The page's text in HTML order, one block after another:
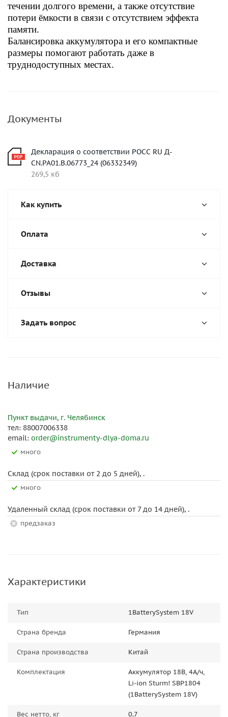
течении долгого времени, а также отсутствие
потери ёмкости в связи с отсутствием эффекта
памяти.
Балансировка аккумулятора и его компактные
размеры помогают работать даже в
труднодоступных местах.
Документы
Декларация о соответствии РОСС RU Д-
CN.РА01.В.06773_24 (06332349)
269,5 кб
Как купить
Оплата
Доставка
Отзывы
Задать вопрос
Наличие
Пункт выдачи, г. Челябинск
тел: 88007006338
email: order@instrumenty-dlya-doma.ru
Много
Склад (срок поставки от 2 до 5 дней), .
Много
Удаленный склад (срок поставки от 7 до 14 дней), .
Предзаказ
Характеристики
Тип 1BatterySystem 18V
Страна бренда Германия
Страна производства Китай
Комплектация
Аккумулятор 18В, 4А/ч,
Li-ion Sturm! SBP1804
(1BatterySystem 18V)
Вес нетто, кг 0.7